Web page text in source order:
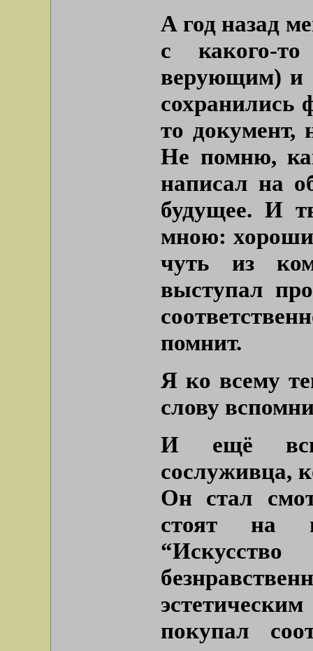
А год назад
с какого-
верующим) и
сохранились
то документ,
Не помню,
написал на
будущее. И
мною:
чуть из
выступал
помнит.
Я ко всему
слову
И ещё
сослуживца,
Он стал
стоят на
покупал